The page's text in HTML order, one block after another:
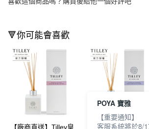
🔻你可能會喜歡
【廠商直送】Tilley皇 【廠商直送】Tilley
POYA 寶雅
【重要通知】
客服系統將於8/